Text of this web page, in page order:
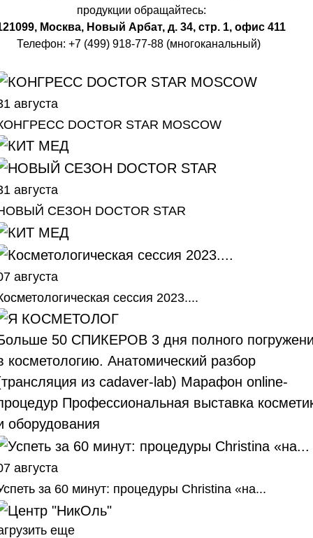
продукции обращайтесь:
Москва, Новый Арбат, д. 34, стр. 1, офис 411
Телефон: +7 (499) 918-77-88 (многоканальный)
августа
DOCTOR STAR MOSCOW
августа
СЕЗОН DOCTOR STAR
августа
сессия 2023....
50 СПИКЕРОВ 3 дня полного
косметологию. Анатомический разбор
из cadaver-lab) Марафон online-
Профессиональная выставка
оборудования
августа
за 60 минут: процедуры Christina «на...
еще